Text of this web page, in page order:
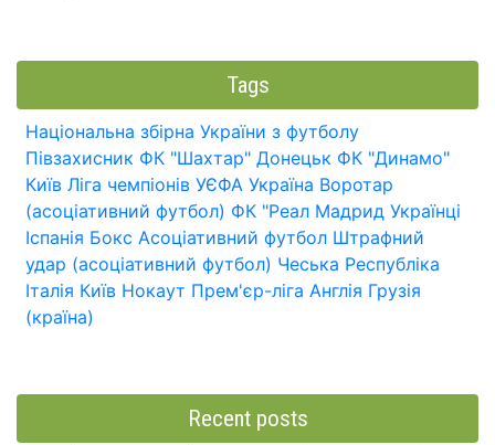
Tags
Національна збірна України з футболу
Півзахисник ФК "Шахтар" Донецьк ФК "Динамо"
Київ Ліга чемпіонів УЄФА Україна Воротар
(асоціативний футбол) ФК "Реал Мадрид Українці
Іспанія Бокс Асоціативний футбол Штрафний
удар (асоціативний футбол) Чеська Республіка
Італія Київ Нокаут Прем'єр-ліга Англія Грузія
(країна)
Recent posts